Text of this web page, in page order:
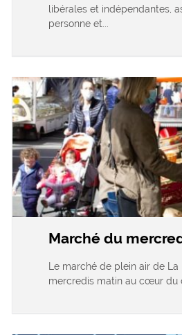
libérales et indépendantes,
personne et...
Marché du
Le marché de plein air de
mercredis matin au cœur du